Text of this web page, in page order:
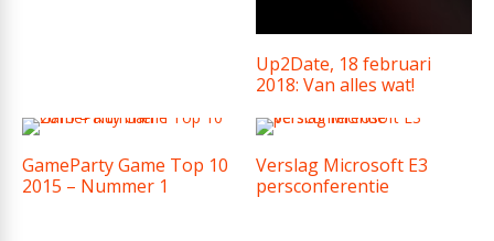
Up2Date, 18 februari
2018: Van alles wat!
GameParty Game Top 10
2015 – Nummer 1
Verslag Microsoft E3
persconferentie